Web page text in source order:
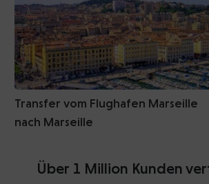
Transfer vom Flughafen Marseille
nach Marseille
Über 1 Million Kunden